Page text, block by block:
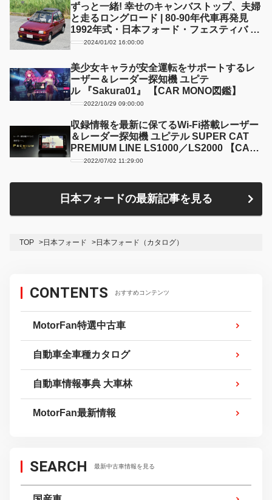
ずっと一緒! 幸せのキャンバストップ、夫婦
と走るロングロード | 80-90年代車再発見
1992年式・日本フォード・フェスティバ 3
ドア SXリミテッド(1992/FORD JAPAN
2024/01/02 16:00:00
美少女キャラが安全運転をサポートするレ
ーザー＆レーダー探知機 ユピテ
ル 『Sakura01』 【CAR MONO図鑑】
2022/10/29 09:00:00
収録情報を最新に保てるWi-Fi搭載レーザー
＆レーダー探知機 ユピテル SUPER CAT
PREMIUM LINE LS1000／LS2000 【CAR
MONO図鑑】
2022/07/02 11:29:00
日本フォードの最新記事を見る
TOP 日本フォード 日本フォード（カタログ）
CONTENTS おすすめコンテンツ
MotorFan特選中古車
自動車全車種カタログ
自動車情報事典 大車林
MotorFan最新情報
SEARCH 最新中古車情報を見る